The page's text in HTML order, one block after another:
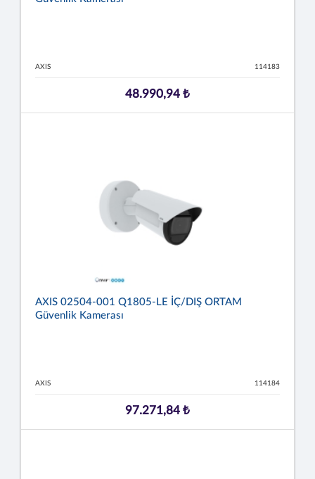
AXIS 114183
48.990,94 ₺
AXIS 02504-001 Q1805-LE İÇ/DIŞ ORTAM
Güvenlik Kamerası
AXIS 114184
97.271,84 ₺